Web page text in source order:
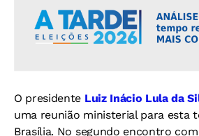
O presidente Luiz Inácio Lula da
uma reunião ministerial para esta
Brasília. No segundo encontro